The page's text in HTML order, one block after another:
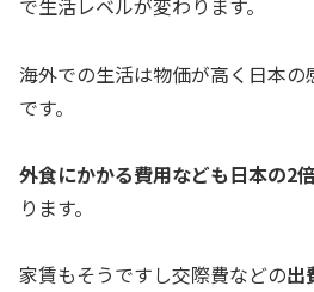
で生活レベルが変わります。
海外での生活は物価が高く日本
です。
外食にかかる費用なども日本の2
ります。
家賃もそうですし交際費などの出